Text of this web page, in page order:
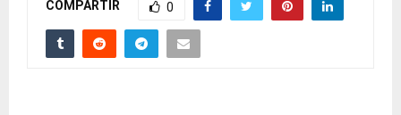
COMPARTIR 0